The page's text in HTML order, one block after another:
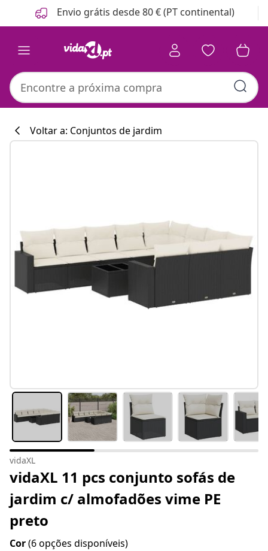
Anterior
Seguinte Envio grátis desde 80 € (PT continental)
Voltar a: Conjuntos de jardim
vidaXL
vidaXL 11 pcs conjunto sofás de
jardim c/ almofadões vime PE
preto
Cor(6 opções disponíveis)